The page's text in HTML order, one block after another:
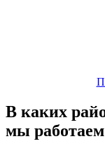
В каких
мы